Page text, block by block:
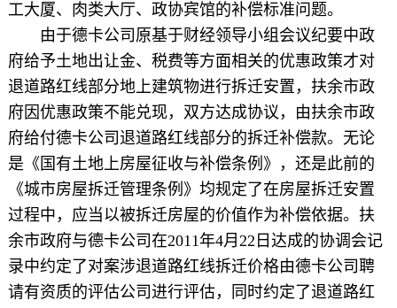
工大厦、肉类大厅、政协宾馆的补偿标准问题。
由于德卡公司原基于财经领导小组会议纪要中政
府给予土地出让金、税费等方面相关的优惠政策才对
退道路红线部分地上建筑物进行拆迁安置，扶余市政
府因优惠政策不能兑现，双方达成协议，由扶余市政
府给付德卡公司退道路红线部分的拆迁补偿款。无论
是《国有土地上房屋征收与补偿条例》，还是此前的
《城市房屋拆迁管理条例》均规定了在房屋拆迁安置
过程中，应当以被拆迁房屋的价值作为补偿依据。扶
余市政府与德卡公司在2011年4月22日达成的协调会记
录中约定了对案涉退道路红线拆迁价格由德卡公司聘
请有资质的评估公司进行评估，同时约定了退道路红